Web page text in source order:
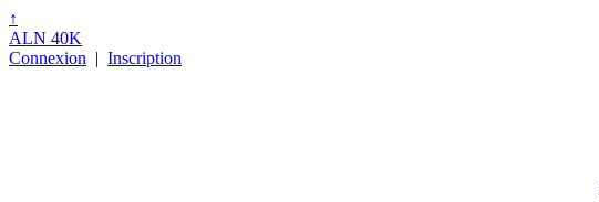
↑
ALN 40K
Connexion | Inscription